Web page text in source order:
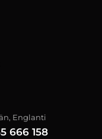
Englanti
666 158